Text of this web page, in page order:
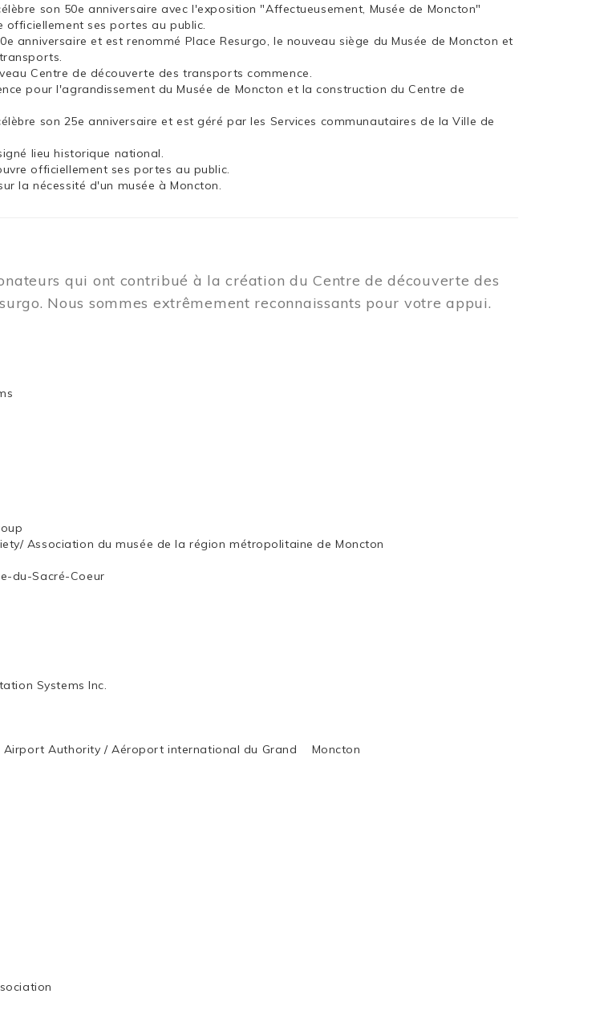
son 50e anniversaire avec l'exposition "Affectueusement, Musée de Moncton"
officiellement ses portes au public.
anniversaire et est renommé Place Resurgo, le nouveau siège du Musée de Moncton et
Centre de découverte des transports commence.
pour l'agrandissement du Musée de Moncton et la construction du Centre de
son 25e anniversaire et est géré par les Services communautaires de la Ville de
lieu historique national.
officiellement ses portes au public.
la nécessité d'un musée à Moncton.
qui ont contribué à la création du Centre de découverte des
Nous sommes extrêmement reconnaissants pour votre appui.
Association du musée de la région métropolitaine de Moncton
du-Sacré-Coeur
Systems Inc.
Airport Authority / Aéroport international du Grand Moncton